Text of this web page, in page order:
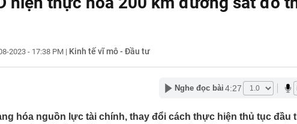
hề nhận ra
tạo ra
08:10
Khu chung cư cũ phố cổ Hà Nội sắp được xây dựng thành tòa nhà
Nhân chứng bàng hoàng kể lại khoảnh khắc chợ Biên Hòa bốc cháy
cấu trúc
2023 - 17:38 PM | Kinh tế vĩ mô - Đầu tư
Nghe đọc bài 4:27
hóa nguồn lực tài chính, thay đổi cách thực hiện thủ tục đầu